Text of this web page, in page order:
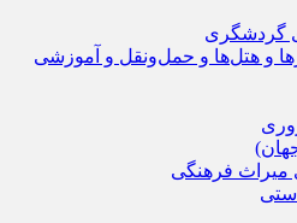
گردشگری
و هتل‌ها و حمل‌و‌نقل و آموزشی
فرهنگی